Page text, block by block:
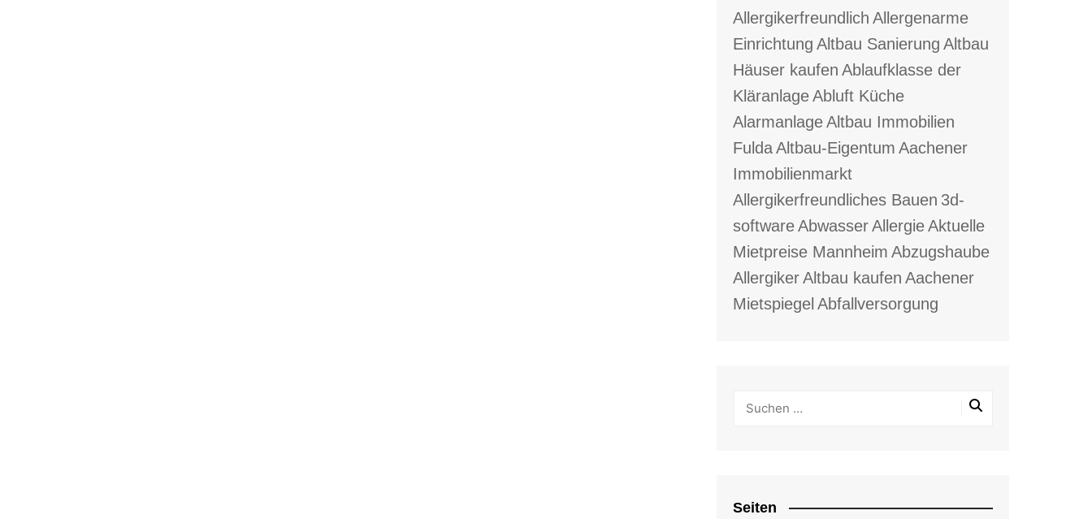
Allergikerfreundlich Allergenarme
Einrichtung Altbau Sanierung Altbau
Häuser kaufen Ablaufklasse der
KläranlageAbluft Küche
AlarmanlageAltbau Immobilien
FuldaAltbau-Eigentum Aachener
Immobilienmarkt
Allergikerfreundliches Bauen 3d-
softwareAbwasserAllergieAktuelle
Mietpreise Mannheim Abzugshaube
AllergikerAltbau kaufen Aachener
Mietspiegel Abfallversorgung
Seiten